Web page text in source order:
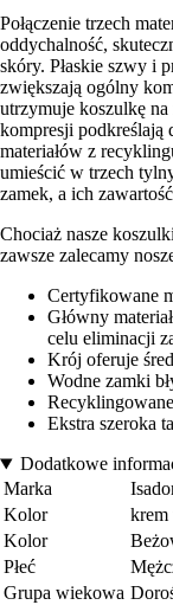
Połączenie trzech
oddychalność,
skóry. Płaskie szwy i
zwiększają ogólny
utrzymuje koszulkę
kompresji podkreślają
materiałów z
umieścić w trzech
zamek, a ich
Chociaż nasze
zawsze zalecamy
Certyfikowane
Główny
celu eliminacji
Krój oferuje
Wodne zamki
Ekstra szeroka
Dodatkowe
Marka
Kolor
Kolor
Płeć
Grupa wiekowa